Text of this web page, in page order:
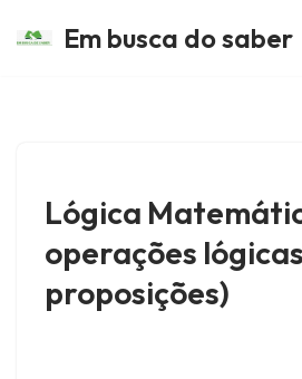
Em busca do saber
Lógica
operações
proposições)